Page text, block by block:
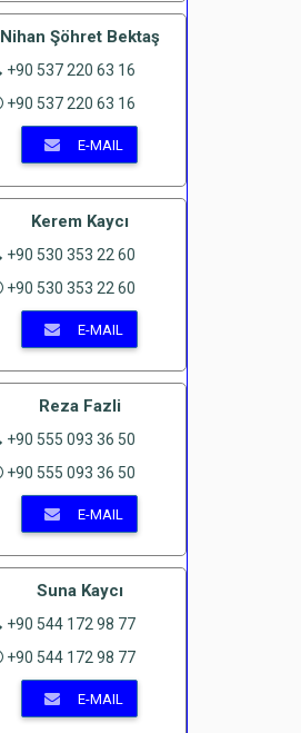
Nihan Şöhret Bektaş
+90 537 220 63 16
+90 537 220 63 16
E-MAIL
Kerem Kaycı
+90 530 353 22 60
+90 530 353 22 60
E-MAIL
Reza Fazli
+90 555 093 36 50
+90 555 093 36 50
E-MAIL
Suna Kaycı
+90 544 172 98 77
+90 544 172 98 77
E-MAIL